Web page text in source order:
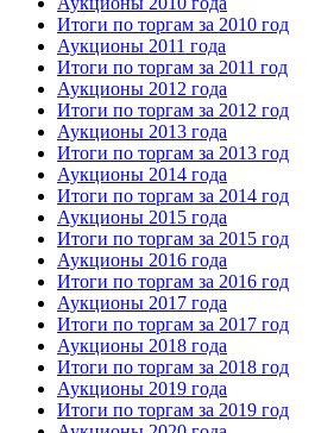
Итоги по торгам за 2010 год
Аукционы 2011 года
Итоги по торгам за 2011 год
Аукционы 2012 года
Итоги по торгам за 2012 год
Аукционы 2013 года
Итоги по торгам за 2013 год
Аукционы 2014 года
Итоги по торгам за 2014 год
Аукционы 2015 года
Итоги по торгам за 2015 год
Аукционы 2016 года
Итоги по торгам за 2016 год
Аукционы 2017 года
Итоги по торгам за 2017 год
Аукционы 2018 года
Итоги по торгам за 2018 год
Аукционы 2019 года
Итоги по торгам за 2019 год